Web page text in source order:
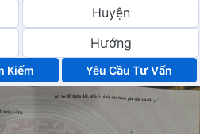
Yêu Cầu Tư Vấn